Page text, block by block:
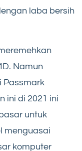
laba bersih
Namun
Passmark
ini di 2021 ini
untuk
menguasai
komputer